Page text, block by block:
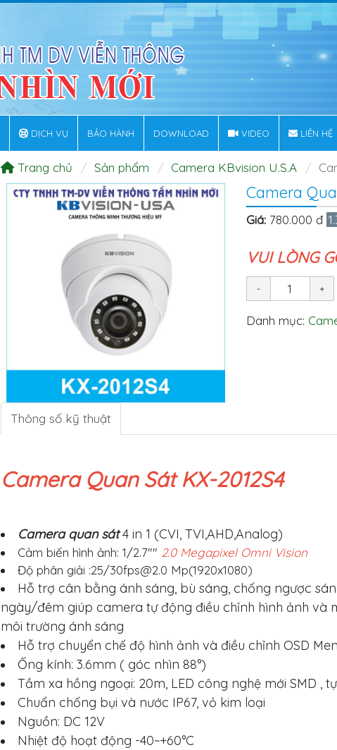
DỊCH VỤ BẢO HÀNH DOWNLOAD VIDEO LIÊN HỆ
Trang chủ Sản phẩm Camera KBvision U.S.A
Camera
Giá: 780.000 đ
VUI LÒNG
Danh mục:
Thông số kỹ thuật
Camera Quan Sát KX-2012S4
Camera quan sát 4 in 1 (CVI, TVI,AHD,Analog)
Cảm biến hình ảnh: 1/2.7"" 2.0 Megapixel Omni Vision
Độ phân giải :25/30fps@2.0 Mp(1920x1080)
Hỗ trợ cân bằng ánh sáng, bù sáng, chống ngược
ngày/đêm giúp camera tự động điều chỉnh hình ảnh và
môi trường ánh sáng
Hỗ trợ chuyển chế độ hình ảnh và điều chỉnh OSD
Ống kính: 3.6mm ( góc nhìn 88°)
Tầm xa hồng ngoại: 20m, LED công nghệ mới SMD ,
Chuẩn chống bụi và nước IP67, vỏ kim loại
Nguồn: DC 12V
Nhiệt độ hoạt động -40~+60°C